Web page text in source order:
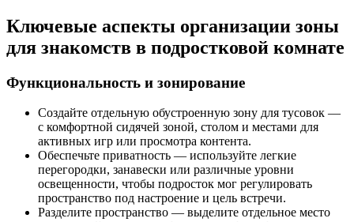
Ключевые аспекты организации зоны
для знакомств в подростковой комнате
Функциональность и зонирование
Создайте отдельную обустроенную зону для тусовок —
с комфортной сидячей зоной, столом и местами для
активных игр или просмотра контента.
Обеспечьте приватность — используйте легкие
перегородки, занавески или различные уровни
освещенности, чтобы подросток мог регулировать
пространство под настроение и цель встречи.
Разделите пространство — выделите отдельное место